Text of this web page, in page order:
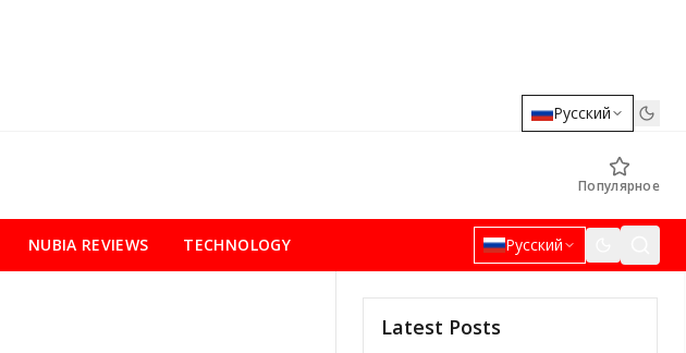
Русский
Популярное
NUBIA REVIEWS TECHNOLOGY Русский
Latest Posts